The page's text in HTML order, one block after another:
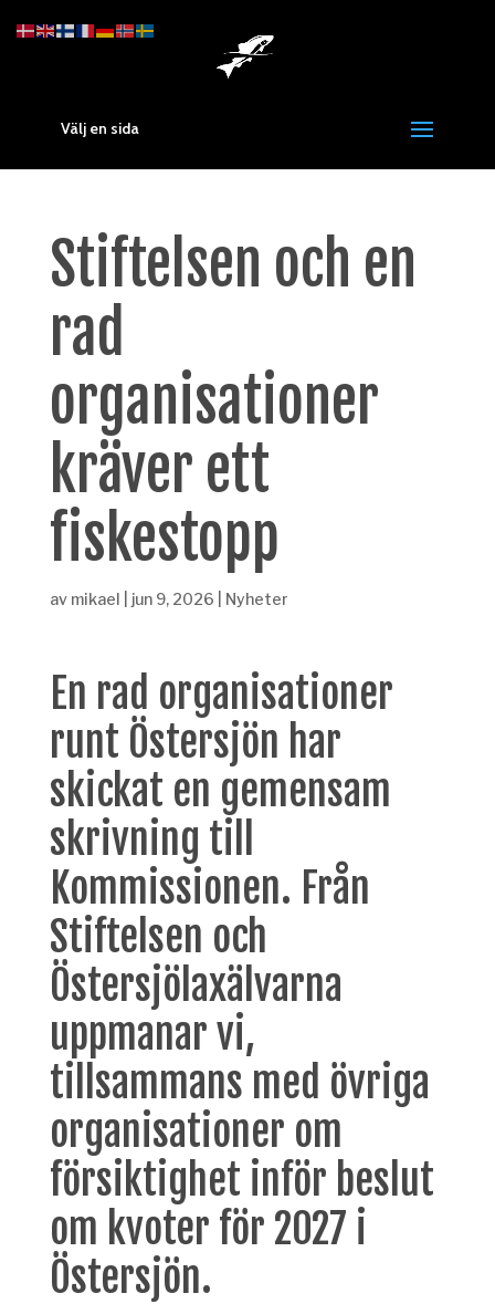
Välj en sida
Stiftelsen och en
rad
organisationer
kräver ett
fiskestopp
av mikael jun 9, 2026 Nyheter
En rad organisationer
runt Östersjön har
skickat en gemensam
skrivning till
Kommissionen. Från
Stiftelsen och
Östersjölaxälvarna
uppmanar vi,
tillsammans med övriga
organisationer om
försiktighet inför beslut
om kvoter för 2027 i
Östersjön.